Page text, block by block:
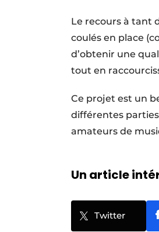
Le recours à tant
coulés en place
d’obtenir une
tout en
Ce projet est un
différentes
amateurs de
Un article
Twitter